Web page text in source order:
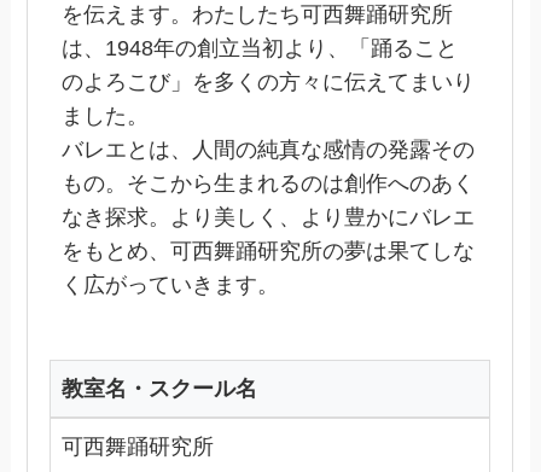
を伝えます。わたしたち可西舞踊研究所
は、1948年の創立当初より、「踊ること
のよろこび」を多くの方々に伝えてまいり
ました。
バレエとは、人間の純真な感情の発露その
もの。そこから生まれるのは創作へのあく
なき探求。より美しく、より豊かにバレエ
をもとめ、可西舞踊研究所の夢は果てしな
く広がっていきます。
教室名・スクール名
可西舞踊研究所